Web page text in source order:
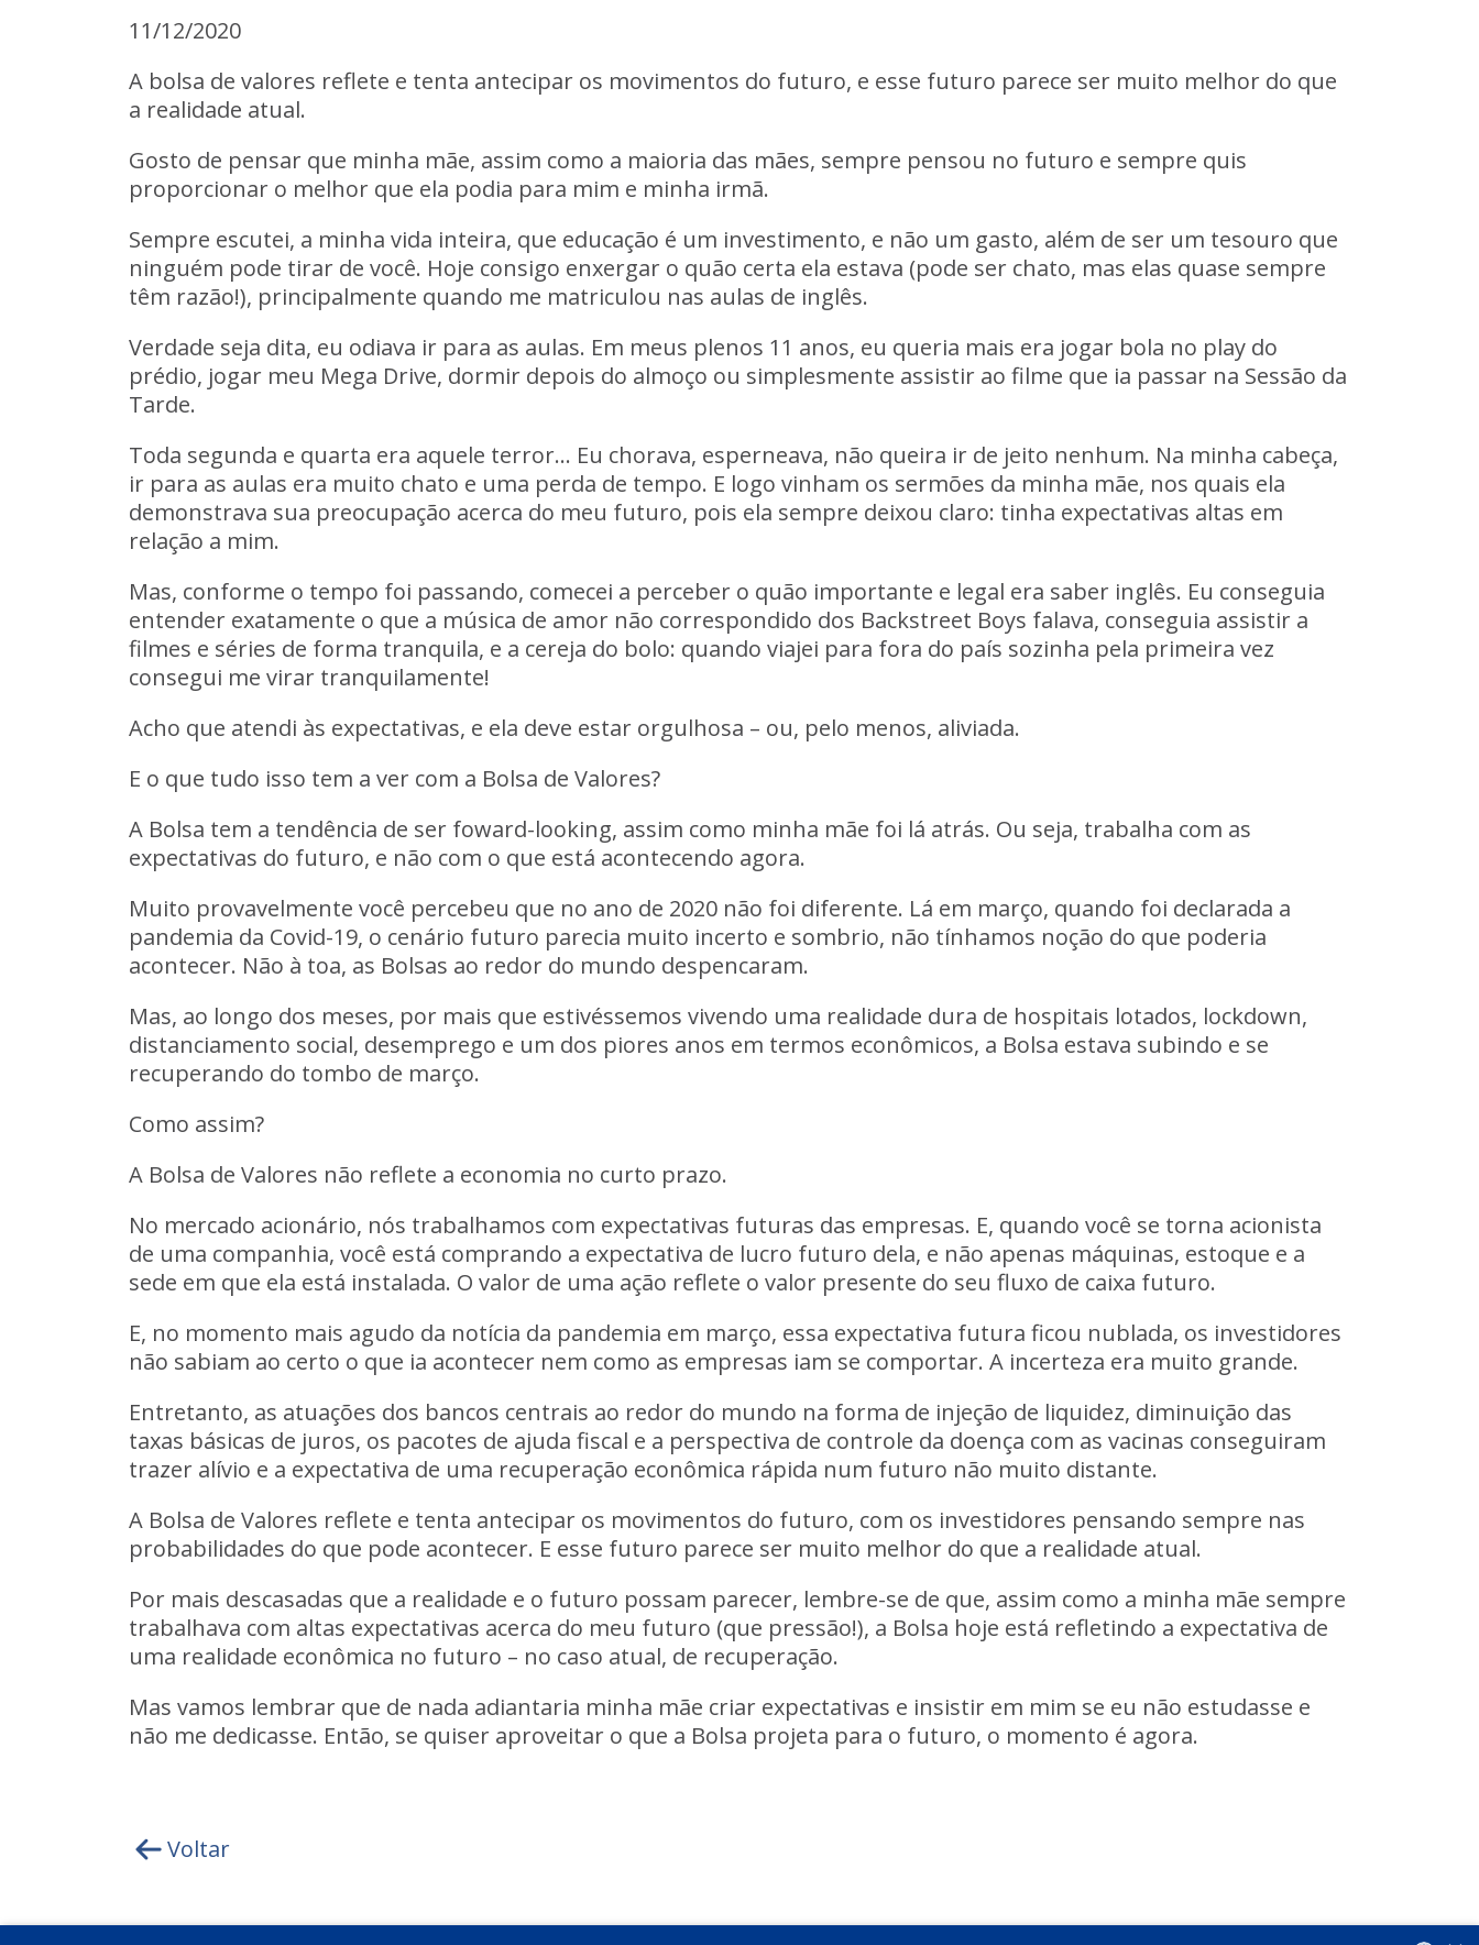
11/12/2020
A bolsa de valores reflete e tenta antecipar os movimentos do futuro, e esse futuro parece ser muito melhor do que
a realidade atual.
Gosto de pensar que minha mãe, assim como a maioria das mães, sempre pensou no futuro e sempre quis
proporcionar o melhor que ela podia para mim e minha irmã.
Sempre escutei, a minha vida inteira, que educação é um investimento, e não um gasto, além de ser um tesouro que
ninguém pode tirar de você. Hoje consigo enxergar o quão certa ela estava (pode ser chato, mas elas quase sempre
têm razão!), principalmente quando me matriculou nas aulas de inglês.
Verdade seja dita, eu odiava ir para as aulas. Em meus plenos 11 anos, eu queria mais era jogar bola no play do
prédio, jogar meu Mega Drive, dormir depois do almoço ou simplesmente assistir ao filme que ia passar na Sessão da
Tarde.
Toda segunda e quarta era aquele terror… Eu chorava, esperneava, não queira ir de jeito nenhum. Na minha cabeça,
ir para as aulas era muito chato e uma perda de tempo. E logo vinham os sermões da minha mãe, nos quais ela
demonstrava sua preocupação acerca do meu futuro, pois ela sempre deixou claro: tinha expectativas altas em
relação a mim.
Mas, conforme o tempo foi passando, comecei a perceber o quão importante e legal era saber inglês. Eu conseguia
entender exatamente o que a música de amor não correspondido dos Backstreet Boys falava, conseguia assistir a
filmes e séries de forma tranquila, e a cereja do bolo: quando viajei para fora do país sozinha pela primeira vez
consegui me virar tranquilamente!
Acho que atendi às expectativas, e ela deve estar orgulhosa – ou, pelo menos, aliviada.
E o que tudo isso tem a ver com a Bolsa de Valores?
A Bolsa tem a tendência de ser foward-looking, assim como minha mãe foi lá atrás. Ou seja, trabalha com as
expectativas do futuro, e não com o que está acontecendo agora.
Muito provavelmente você percebeu que no ano de 2020 não foi diferente. Lá em março, quando foi declarada a
pandemia da Covid-19, o cenário futuro parecia muito incerto e sombrio, não tínhamos noção do que poderia
acontecer. Não à toa, as Bolsas ao redor do mundo despencaram.
Mas, ao longo dos meses, por mais que estivéssemos vivendo uma realidade dura de hospitais lotados, lockdown,
distanciamento social, desemprego e um dos piores anos em termos econômicos, a Bolsa estava subindo e se
recuperando do tombo de março.
Como assim?
A Bolsa de Valores não reflete a economia no curto prazo.
No mercado acionário, nós trabalhamos com expectativas futuras das empresas. E, quando você se torna acionista
de uma companhia, você está comprando a expectativa de lucro futuro dela, e não apenas máquinas, estoque e a
sede em que ela está instalada. O valor de uma ação reflete o valor presente do seu fluxo de caixa futuro.
E, no momento mais agudo da notícia da pandemia em março, essa expectativa futura ficou nublada, os investidores
não sabiam ao certo o que ia acontecer nem como as empresas iam se comportar. A incerteza era muito grande.
Entretanto, as atuações dos bancos centrais ao redor do mundo na forma de injeção de liquidez, diminuição das
taxas básicas de juros, os pacotes de ajuda fiscal e a perspectiva de controle da doença com as vacinas conseguiram
trazer alívio e a expectativa de uma recuperação econômica rápida num futuro não muito distante.
A Bolsa de Valores reflete e tenta antecipar os movimentos do futuro, com os investidores pensando sempre nas
probabilidades do que pode acontecer. E esse futuro parece ser muito melhor do que a realidade atual.
Por mais descasadas que a realidade e o futuro possam parecer, lembre-se de que, assim como a minha mãe sempre
trabalhava com altas expectativas acerca do meu futuro (que pressão!), a Bolsa hoje está refletindo a expectativa de
uma realidade econômica no futuro – no caso atual, de recuperação.
Mas vamos lembrar que de nada adiantaria minha mãe criar expectativas e insistir em mim se eu não estudasse e
não me dedicasse. Então, se quiser aproveitar o que a Bolsa projeta para o futuro, o momento é agora.
Voltar